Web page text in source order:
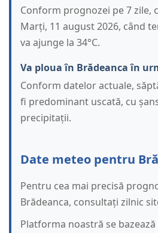
Conform prognozei pe 7 zile,
Marți, 11 august 2026, când
va ajunge la 34°C.
Va ploua în Brădeanca în
Conform datelor actuale,
fi predominant uscată, cu
precipitații.
Date meteo pentru
Pentru cea mai precisă
Brădeanca, consultați zilnic
Platforma noastră se